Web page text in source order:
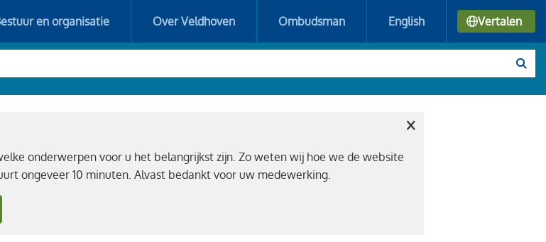
en organisatie Over Veldhoven Ombudsman English Vertalen
onderwerpen voor u het belangrijkst zijn. Zo weten wij hoe we de website
ongeveer 10 minuten. Alvast bedankt voor uw medewerking.
×